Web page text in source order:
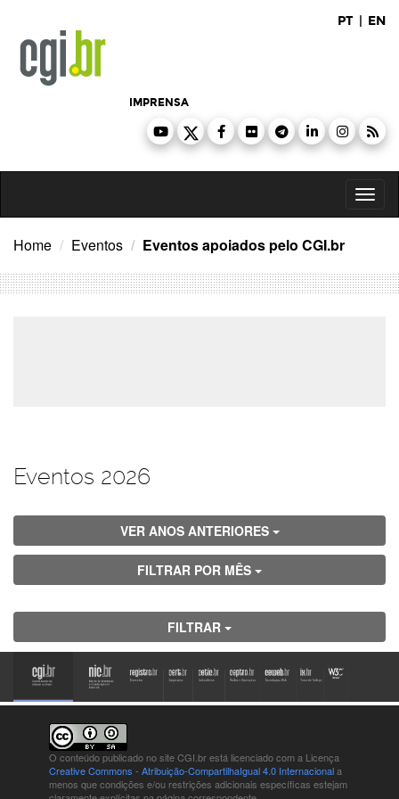
conteúdo
PT | EN
IMPRENSA
Home Eventos Eventos apoiados pelo CGI.br
Eventos 2026
VER ANOS ANTERIORES
FILTRAR POR MÊS
FILTRAR
O conteúdo publicado no site CGI.br está licenciado com a Licença
Creative Commons - Atribuição-CompartilhaIgual 4.0 Internacionala
menos que condições e/ou restrições adicionais específicas estejam